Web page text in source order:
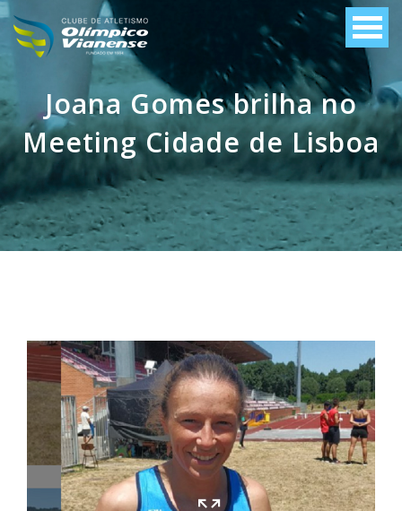
Joana Gomes brilha no
Meeting Cidade de Lisboa